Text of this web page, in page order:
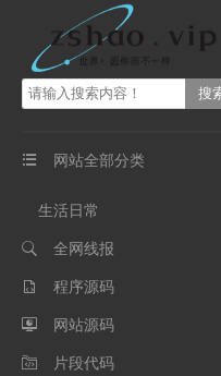
 网站全部分类
生活日常
 全网线报
 程序源码
 网站源码
 片段代码